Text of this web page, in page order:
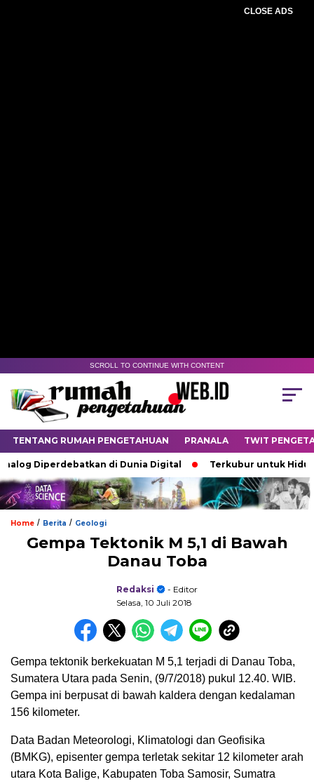
CLOSE ADS
SCROLL TO CONTINUE WITH CONTENT
TENTANG RUMAH PENGETAHUAN PRANALA TWIT
Diperdebatkan di Dunia Digital Terkubur untuk Hidup
Home / Berita / Geologi
Gempa Tektonik M 5,1 di Bawah
Danau Toba
Redaksi
- Editor
Selasa, 10 Juli 2018
Gempa tektonik berkekuatan M 5,1 terjadi di Danau Toba,
Sumatera Utara pada Senin, (9/7/2018) pukul 12.40. WIB.
Gempa ini berpusat di bawah kaldera dengan kedalaman
156 kilometer.
Data Badan Meteorologi, Klimatologi dan Geofisika
(BMKG), episenter gempa terletak sekitar 12 kilometer arah
utara Kota Balige, Kabupaten Toba Samosir, Sumatra